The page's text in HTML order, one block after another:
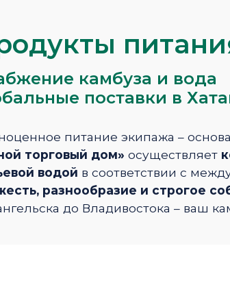
камбуза и вода
поставки в
питание экипажа –
торговый дом» осуществляет
водой в соответствии с
разнообразие и строгое
до Владивостока – ваш